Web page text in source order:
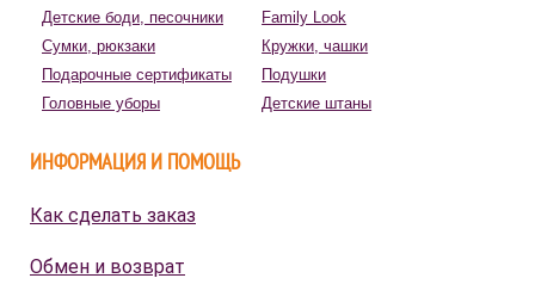
Детские боди, песочники
Family Look
Сумки, рюкзаки
Кружки, чашки
Подарочные сертификаты
Подушки
Головные уборы
Детские штаны
ИНФОРМАЦИЯ И ПОМОЩЬ
Как сделать заказ
Обмен и возврат